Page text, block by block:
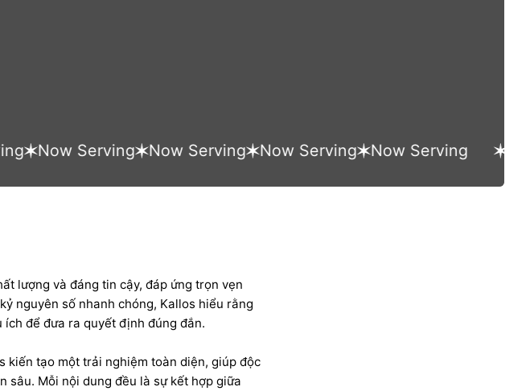
Now Serving Now Serving Now Serving Now Serving Now
lượng và đáng tin cậy, đáp ứng trọn vẹn
nguyên số nhanh chóng, Kallos hiểu rằng
để đưa ra quyết định đúng đắn.
kiến tạo một trải nghiệm toàn diện, giúp độc
sâu. Mỗi nội dung đều là sự kết hợp giữa